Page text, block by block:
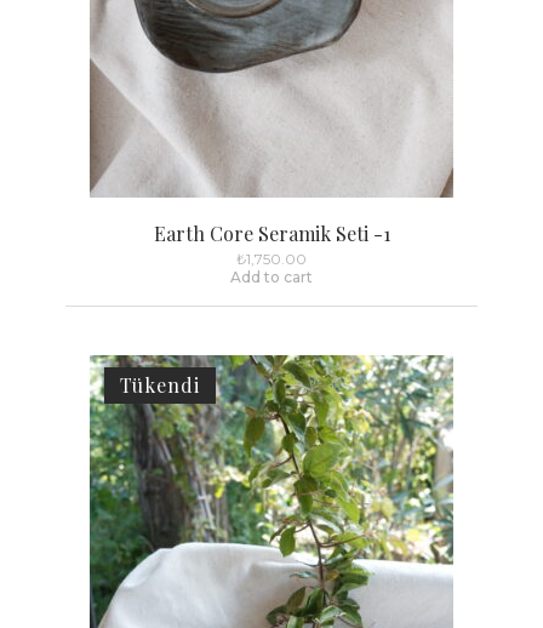
Earth Core Seramik Seti -1
₺1,750.00
Add to cart
Tükendi